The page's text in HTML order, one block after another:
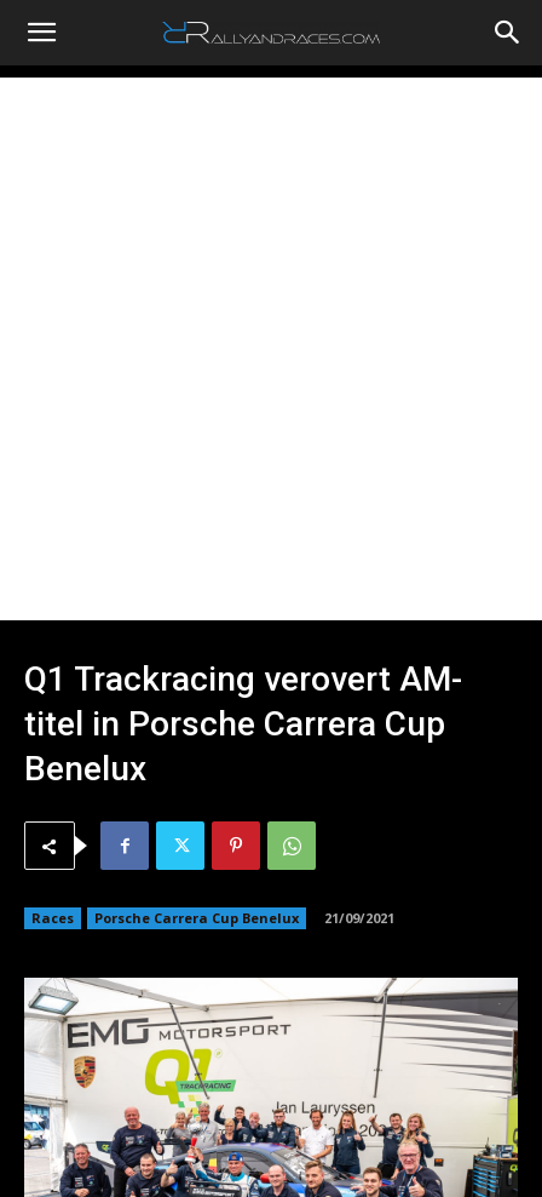
RallyandRaces.com
Q1 Trackracing verovert AM-
titel in Porsche Carrera Cup
Benelux
Races Porsche Carrera Cup Benelux 21/09/2021